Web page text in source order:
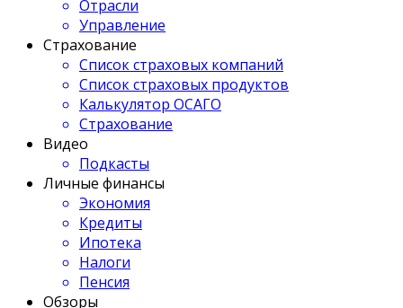
Отрасли
Управление
Страхование
Список страховых компаний
Список страховых продуктов
Калькулятор ОСАГО
Страхование
Видео
Подкасты
Личные финансы
Экономия
Кредиты
Ипотека
Налоги
Пенсия
Обзоры